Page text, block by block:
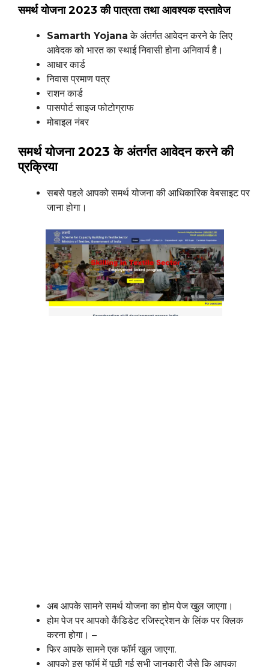
समर्थ योजना 2023 की पात्रता तथा आवश्यक दस्तावेज
Samarth Yojana के अंतर्गत आवेदन करने के लिए
आवेदक को भारत का स्थाई निवासी होना अनिवार्य है।
आधार कार्ड
निवास प्रमाण पत्र
राशन कार्ड
पासपोर्ट साइज फोटोग्राफ
मोबाइल नंबर
समर्थ योजना 2023 के अंतर्गत आवेदन करने की
प्रक्रिया
सबसे पहले आपको समर्थ योजना की आधिकारिक वेबसाइट पर
जाना होगा।
अब आपके सामने समर्थ योजना का होम पेज खुल जाएगा।
होम पेज पर आपको कैंडिडेट रजिस्ट्रेशन के लिंक पर क्लिक
करना होगा। –
फिर आपके सामने एक फॉर्म खुल जाएगा.
आपको इस फॉर्म में पूछी गई सभी जानकारी जैसे कि आपका